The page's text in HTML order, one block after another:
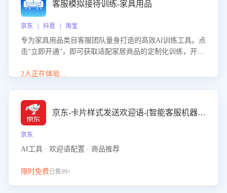
客服模拟接待训练-家具用品
京东 | 抖音 | 淘宝
专为家具用品类目客服团队量身打造的高效AI训练工具。点
击“立即开通”，即可获取适配家居商品的定制化训练，开启
能、尺寸参数咨询等高频场景下的专业应对能力。
2人正在体验...
京东-卡片样式发送欢迎语-[智能客服机器人]
京东
AI工具 · 欢迎语配置 · 商品推荐
限时免费已售99+